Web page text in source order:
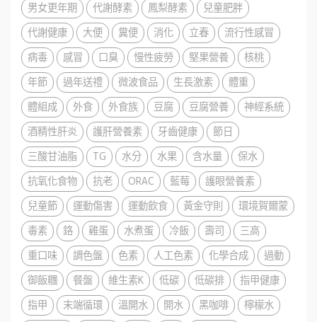
男女更年期
代謝酵素 鳳梨酵素
兒童肥胖
代謝健康
大便 糞便 消化 立春
流行性感冒
病毒
感冒 口臭 慢性疲勞 堅果營養
核桃
年節
過年送禮 微波食品 生長激素
體重
體組成
外食 外食族 豆腐 豆腐營養
神經系統
酒精性肝炎
護肝營養素 牙齒健康
節日
三酸甘油脂
TG 水分 水果 含水量
保水
抗氧化食物
抗老 ORAC 藍莓
護眼營養素
兒童節
運動傷害 運動飲食 黃金守則
環境賀爾蒙
毒素
鉻 雞蛋 水煮蛋 冷飯 壽司
三高
重口味
調色盤 色素 人工色素 化學合成
過動
御飯糰
餐盤 維生素K 低碳 低碳排
指甲健康
指甲
末端循環 溫開水 開水 黑咖啡
檸檬水